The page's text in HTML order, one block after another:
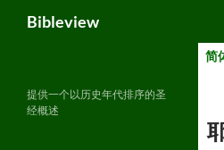
content
Bibleview
简
提供一个以历史年代排序的圣
经概述